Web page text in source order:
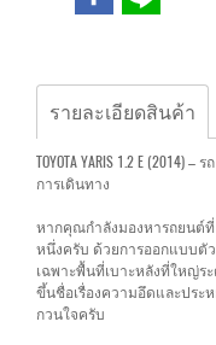
รายละเอียดสินค้า
TOYOTA YARIS 1.2 E
การเดินทาง
หากคุณกำลังมองหารถยนต์ที่
หนึ่งครับ ด้วยการออกแบบตั
เฉพาะพื้นที่เบาะหลังที่ใหญ่ระ
ขึ้นชื่อเรื่องความอึดและประ
กวนใจครับ